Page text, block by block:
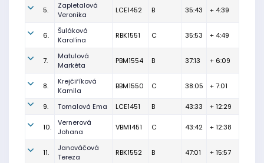
5.
Zapletalová
Veronika
LCE1452 B 35:43 + 4:39
6.
Šuláková
Karolína
RBK1551 C 35:53 + 4:49
7.
Matulová
Markéta
PBM1554 B 37:13 + 6:09
8.
Krejčiříková
Kamila
BBM1550 C 38:05 + 7:01
9. Tomalová Ema LCE1451 B 43:33 + 12:29
10.
Vernerová
Johana
VBM1451 C 43:42 + 12:38
11.
Janováčová
Tereza
RBK1552 B 47:01 + 15:57